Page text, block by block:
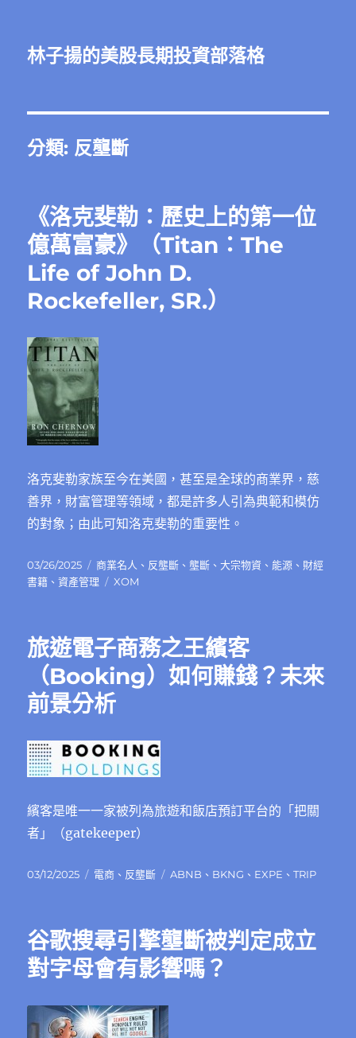
林子揚的美股長期投資部落格
分類: 反壟斷
《洛克斐勒：歷史上的第一位
億萬富豪》（Titan：The
Life of John D.
Rockefeller, SR.）
洛克斐勒家族至今在美國，甚至是全球的商業界，慈
善界，財富管理等領域，都是許多人引為典範和模仿
的對象；由此可知洛克斐勒的重要性。
發
佈
03/26/2025
分
類
商業名人 、 反壟斷 、壟斷 、大宗物資 、 能源 、 財經
書籍 、資產管理
標
XOM
旅遊電子商務之王繽客
（Booking）如何賺錢？未來
前景分析
繽客是唯一一家被列為旅遊和飯店預訂平台的「把關
者」（gatekeeper）
發
03/12/2025
分
電商 、 反壟斷
標
ABNB 、 BKNG 、 EXPE 、TRIP
谷歌搜尋引擎壟斷被判定成立
對字母會有影響嗎？